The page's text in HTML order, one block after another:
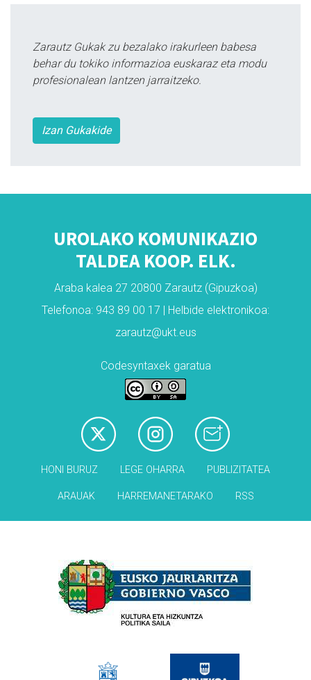
Zarautz Gukak zu bezalako irakurleen babesa
behar du tokiko informazioa euskaraz eta modu
profesionalean lantzen jarraitzeko.
Izan Gukakide
UROLAKO KOMUNIKAZIO
TALDEA KOOP. ELK.
Araba kalea 27 20800 Zarautz (Gipuzkoa)
Telefonoa: 943 89 00 17 | Helbide elektronikoa:
zarautz@ukt.eus
Codesyntaxek garatua
HONI BURUZ LEGE OHARRA PUBLIZITATEA
ARAUAK HARREMANETARAKO RSS